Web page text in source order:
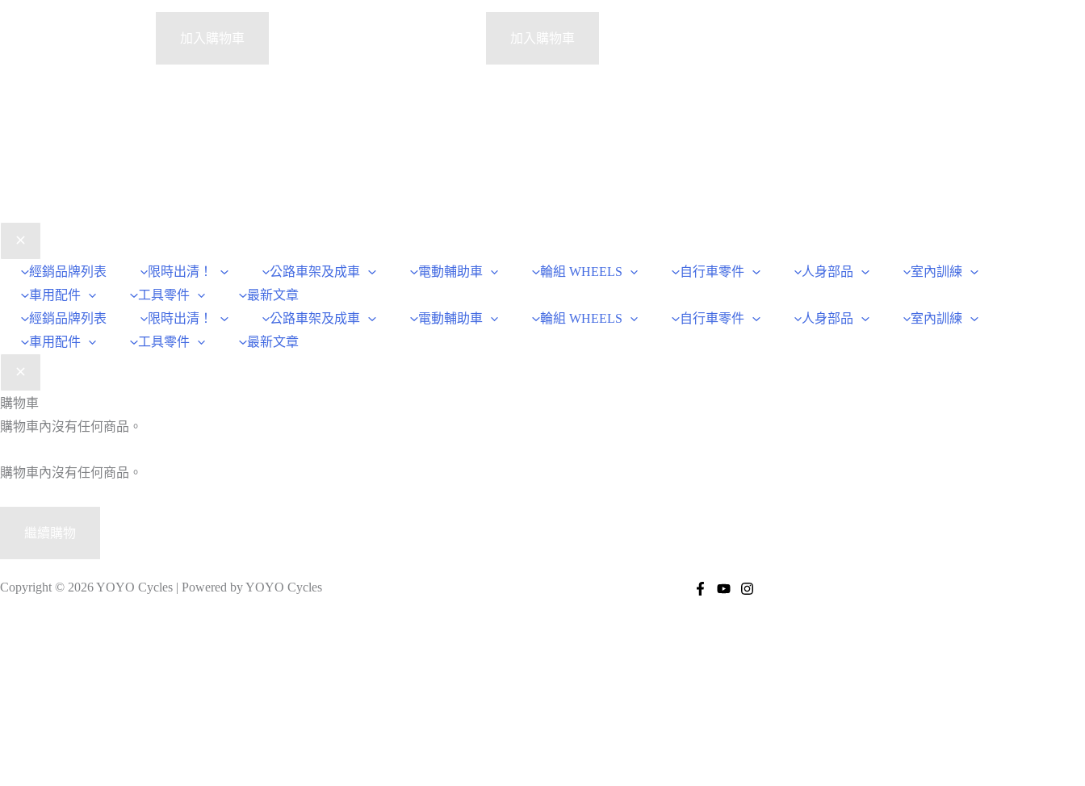
加入購物車 加入購物車
經銷品牌列表 限時出清！ 公路車架及成車 電動輔助車 輪組 WHEELS 自行車零件 人身部品
室內訓練
車用配件
工具零件
最新文章
經銷品牌列表
限時出清！ 公路車架及成車 電動輔助車 輪組 WHEELS 自行車零件 人身部品
室內訓練
車用配件
工具零件 最新文章
購物車
購物車內沒有任何商品。
購物車內沒有任何商品。
繼續購物
Copyright © 2026 YOYO Cycles | Powered by YOYO Cycles